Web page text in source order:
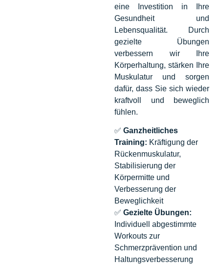
eine Investition in Ihre
Gesundheit und
Lebensqualität. Durch
gezielte Übungen
verbessern wir Ihre
Körperhaltung, stärken Ihre
Muskulatur und sorgen
dafür, dass Sie sich wieder
kraftvoll und beweglich
fühlen.
✅ Ganzheitliches
Training: Kräftigung der
Rückenmuskulatur,
Stabilisierung der
Körpermitte und
Verbesserung der
Beweglichkeit
✅ Gezielte Übungen:
Individuell abgestimmte
Workouts zur
Schmerzprävention und
Haltungsverbesserung